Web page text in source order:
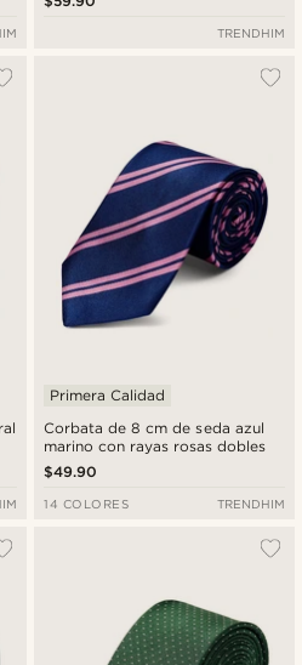
diamantes
TRENDHIM
Corbata de 8 cm de seda azul
marino con rayas rosas dobles
Primera Calidad
$49.90
14 COLORES TRENDHIM